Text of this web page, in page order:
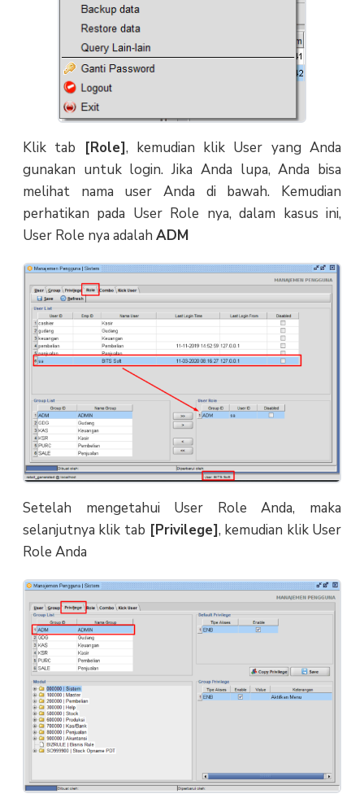
Klik tab [Role], kemudian klik User yang Anda
gunakan untuk login. Jika Anda lupa, Anda bisa
melihat nama user Anda di bawah. Kemudian
perhatikan pada User Role nya, dalam kasus ini,
User Role nya adalah ADM
Setelah mengetahui User Role Anda, maka
selanjutnya klik tab [Privilege], kemudian klik User
Role Anda